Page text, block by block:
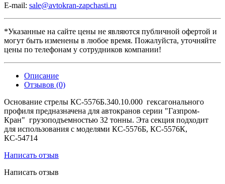
E-mail: sale@avtokran-zapchasti.ru
*Указанные на сайте цены не являются публичной офертой и
могут быть изменены в любое время. Пожалуйста, уточняйте
цены по телефонам у сотрудников компании!
Описание
Отзывов (0)
Основание стрелы КС-5576Б.340.10.000 гексагонального
профиля предназначена для автокранов серии "Газпром-
Кран" грузоподъемностью 32 тонны. Эта секция подходит
для использования с моделями КС-5576Б, КС-5576К,
КС-54714
Написать отзыв
Написать отзыв